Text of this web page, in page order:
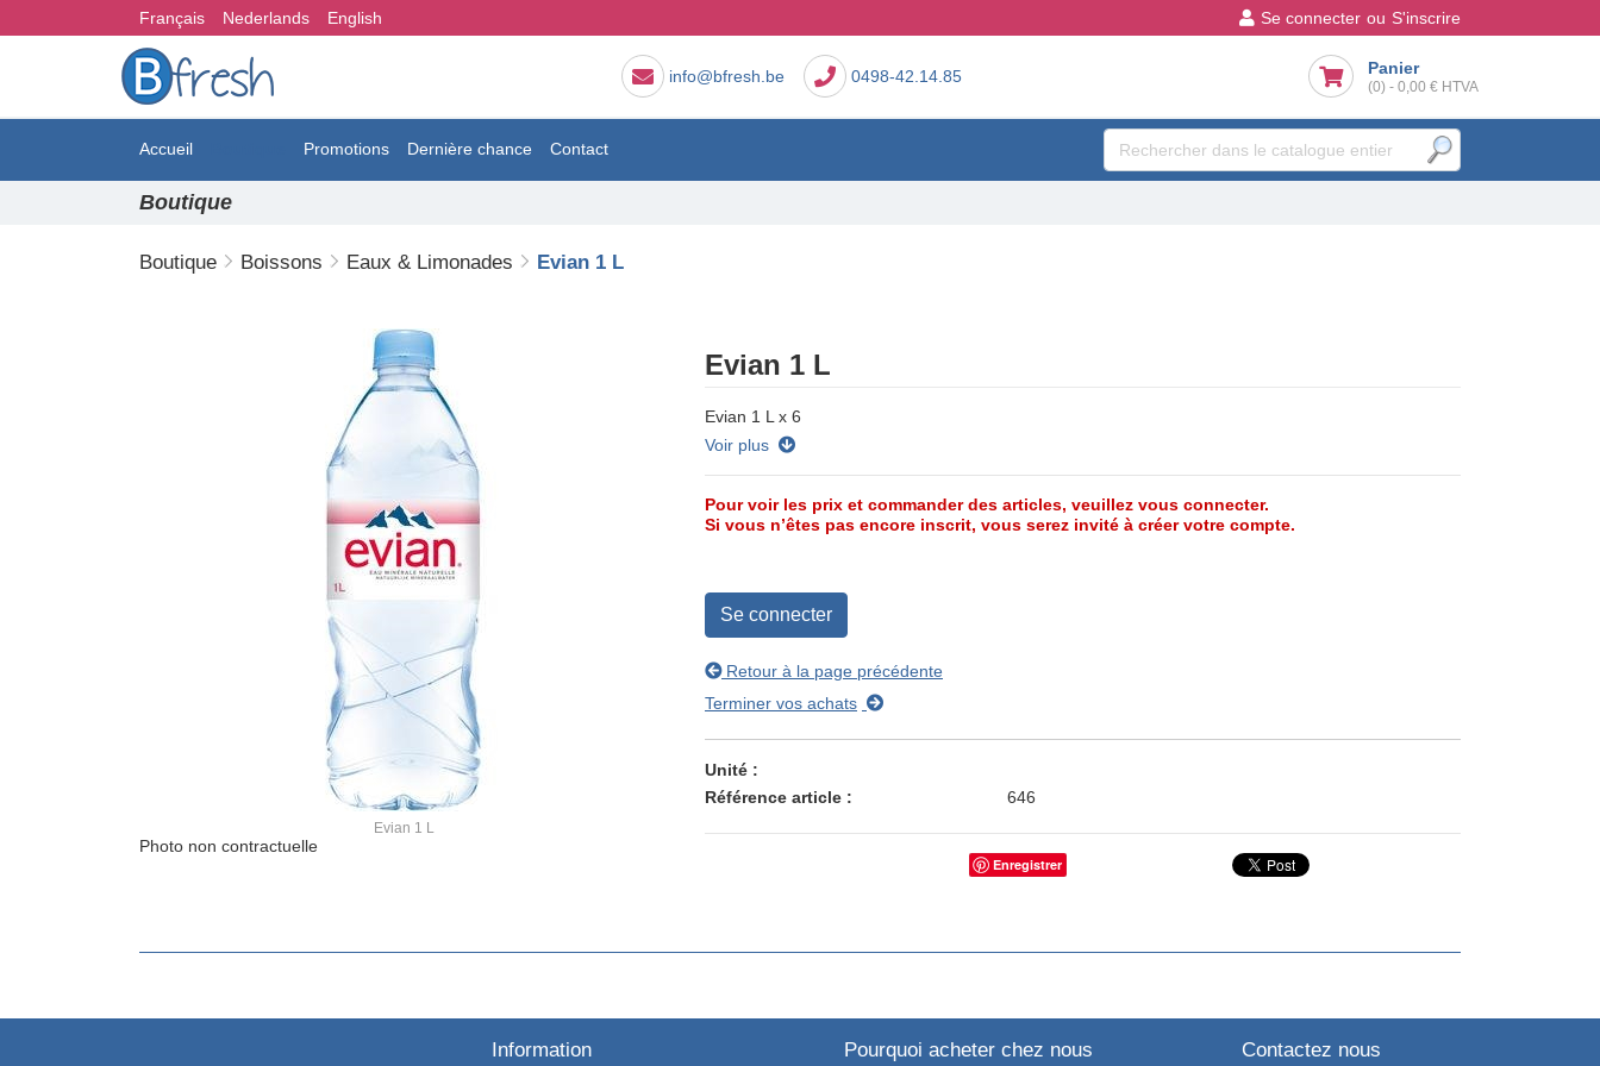
Français Nederlands English Se connecter ou S'inscrire
info@bfresh.be 0498-42.14.85 Panier
(0) - 0,00 € HTVA
Accueil Promotions Dernière chance Contact
Boutique
Boutique Boissons Eaux & Limonades Evian 1 L
Evian 1 L
Photo non contractuelle
Evian 1 L
Evian 1 L x 6
Voir plus
Pour voir les prix et commander des articles, veuillez vous connecter.
Si vous n’êtes pas encore inscrit, vous serez invité à créer votre compte.
Se connecter
Retour à la page précédente
Terminer vos achats
Unité
Référence article
646
Enregistrer
Information Pourquoi acheter chez nous Contactez nous